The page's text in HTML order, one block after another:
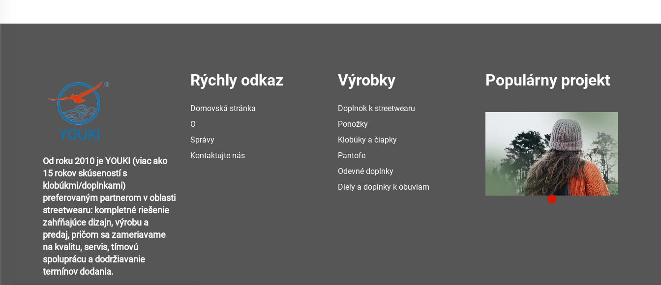
Od roku 2010 je YOUKI (viac ako
15 rokov skúseností s
klobúkmi/doplnkami)
preferovaným partnerom v oblasti
streetwearu: kompletné riešenie
zahŕňajúce dizajn, výrobu a
predaj, pričom sa zameriavame
na kvalitu, servis, tímovú
spoluprácu a dodržiavanie
termínov dodania.
Rýchly odkaz
Domovská stránka
O
Správy
Kontaktujte nás
Výrobky
Doplnok k streetwearu
Ponožky
Klobúky a čiapky
Pantofe
Odevné doplnky
Diely a doplnky k obuviam
Populárny projekt